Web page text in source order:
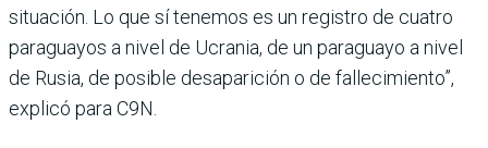
situación. Lo que sí tenemos es un registro de cuatro
paraguayos a nivel de Ucrania, de un paraguayo a nivel
de Rusia, de posible desaparición o de fallecimiento”,
explicó para C9N.